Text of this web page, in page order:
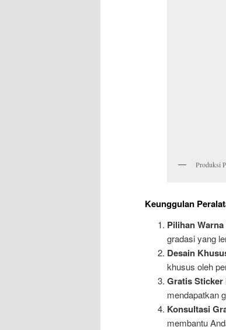
Produksi
Keunggulan
Pilihan
gradasi yang
Desain
khusus oleh
Gratis Sticker
mendapatkan
Konsultasi
membantu